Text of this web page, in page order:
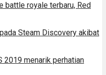
battle royale terbaru, Red
Steam Discovery akibat
2019 menarik perhatian